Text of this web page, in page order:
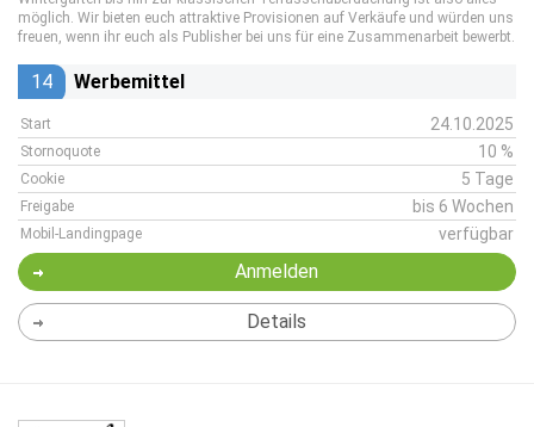
möglich. Wir bieten euch attraktive Provisionen auf Verkäufe und würden uns
freuen, wenn ihr euch als Publisher bei uns für eine Zusammenarbeit bewerbt.
14 Werbemittel
Start 24.10.2025
Stornoquote 10 %
Cookie 5 Tage
Freigabe bis 6 Wochen
Mobil-Landingpage verfügbar
Anmelden
Details